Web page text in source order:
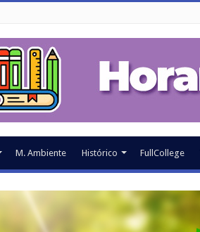
M. Ambiente Histórico FullCollege